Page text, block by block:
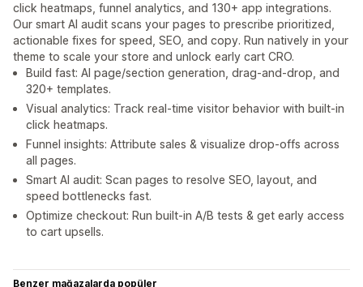
click heatmaps, funnel analytics, and 130+ app integrations.
Our smart AI audit scans your pages to prescribe prioritized,
actionable fixes for speed, SEO, and copy. Run natively in your
theme to scale your store and unlock early cart CRO.
Build fast: AI page/section generation, drag-and-drop, and
320+ templates.
Visual analytics: Track real-time visitor behavior with built-in
click heatmaps.
Funnel insights: Attribute sales & visualize drop-offs across
all pages.
Smart AI audit: Scan pages to resolve SEO, layout, and
speed bottlenecks fast.
Optimize checkout: Run built-in A/B tests & get early access
to cart upsells.
Benzer mağazalarda popüler